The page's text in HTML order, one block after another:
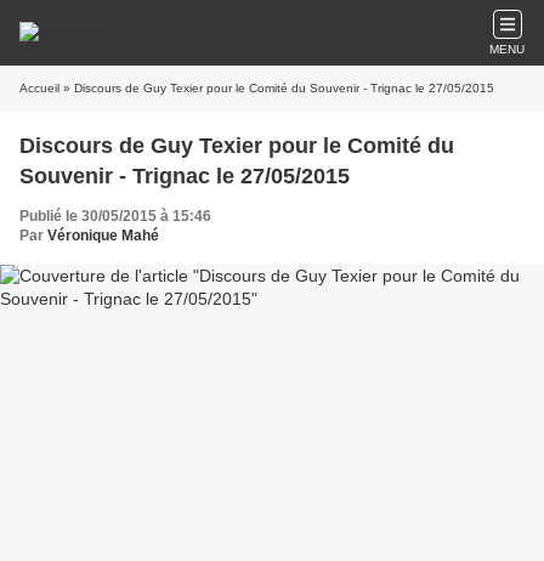
MENU
Accueil » Discours de Guy Texier pour le Comité du Souvenir - Trignac le 27/05/2015
Discours de Guy Texier pour le Comité du
Souvenir - Trignac le 27/05/2015
Publié le 30/05/2015 à 15:46
Par Véronique Mahé